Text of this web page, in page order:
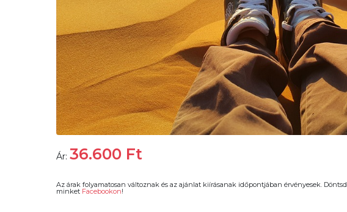
Ár: 36.600 Ft
Az árak folyamatosan változnak és az ajánlat kiírásanak időpontjában érvényesek.
minket Facebookon!